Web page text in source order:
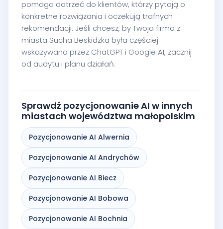
pomaga dotrzeć do klientów, którzy pytają o
konkretne rozwiązania i oczekują trafnych
rekomendacji. Jeśli chcesz, by Twoja firma z
miasta Sucha Beskidzka była częściej
wskazywana przez ChatGPT i Google AI, zacznij
od audytu i planu działań.
Sprawdź pozycjonowanie AI w innych
miastach województwa małopolskim
Pozycjonowanie AI Alwernia
Pozycjonowanie AI Andrychów
Pozycjonowanie AI Biecz
Pozycjonowanie AI Bobowa
Pozycjonowanie AI Bochnia